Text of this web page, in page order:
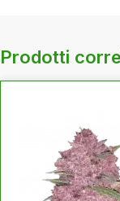
Prodotti